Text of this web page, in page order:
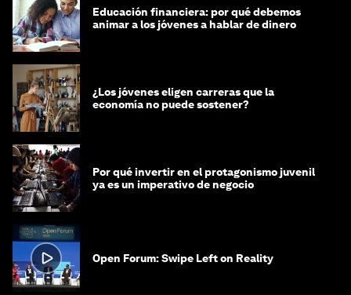
Educación financiera: por qué debemos
animar a los jóvenes a hablar de dinero
¿Los jóvenes eligen carreras que la
economía no puede sostener?
Por qué invertir en el protagonismo juvenil
ya es un imperativo de negocio
Open Forum: Swipe Left on Reality